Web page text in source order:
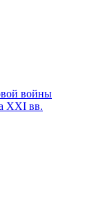
войны
XXI вв.